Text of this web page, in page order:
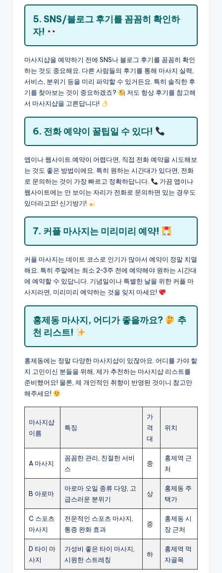
5. SNS/블로그 후기를 꼼꼼히 확인하
자!
마사지샵을 예약하기 전에 SNS나 블로그 후기를 꼼꼼히 확인
하는 것도 중요해요. 다른 사람들의 후기를 통해 마사지 실력,
서비스, 분위기 등을 미리 파악할 수 있거든요. 특히 솔직한 후
기를 찾아보는 것이 중요하겠죠?
저도 항상 후기를 참고해
서 마사지샵을 고른답니다!
6. 전화 예약이 꿀팁일 수 있다!
앱이나 웹사이트 예약이 어렵다면, 직접 전화 예약을 시도해보
는 것도 좋은 방법이에요. 특히 원하는 시간대가 있다면, 전화
로 문의하는 것이 가장 빠르고 정확하답니다.
가끔 앱이나
웹사이트에는 안 보이는 자리가 전화로 문의하면 있는 경우도
있더라고요! 신기방기!
7. 커플 마사지는 미리미리 예약!
커플 마사지는 데이트 코스로 인기가 많아서 예약이 정말 치열
해요. 특히 주말에는 최소 2~3주 전에 예약해야 원하는 시간대
에 예약할 수 있답니다. 기념일이나 특별한 날을 위한 커플 마
사지라면, 미리미리 예약하는 것을 잊지 마세요!
홍제동 마사지, 어디가 좋을까요?
추
천 리스트!
홍제동에는 정말 다양한 마사지샵이 있잖아요. 어디를 가야 할
지 고민이신 분들을 위해, 제가 추천하는 마사지샵 리스트를
준비했어요! 물론, 제 개인적인 취향이 반영된 것이니 참고만
해주세요!
마사지샵
이름
특징
가
격
대
위치
A 마사지
꼼꼼한 관리, 친절한 서비
스
중
홍제역 근
처
B 아로마
아로마 오일 종류 다양, 고
급스러운 분위기
상
홍제동 주
택가
C 스포츠
마사지
전문적인 스포츠 마사지,
통증 완화 효과
중
홍제동 시
장 근처
D 타이 마
사지
가성비 좋은 타이 마사지,
시원한 스트레칭
하
홍제역 먹
자골목